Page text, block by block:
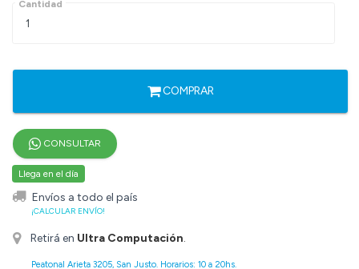
Cantidad
COMPRAR
CONSULTAR
Llega en el día
Envíos a todo el país
¡CALCULAR ENVÍO!
Retirá en Ultra Computación.
Peatonal Arieta 3205, San Justo. Horarios: 10 a 20hs.